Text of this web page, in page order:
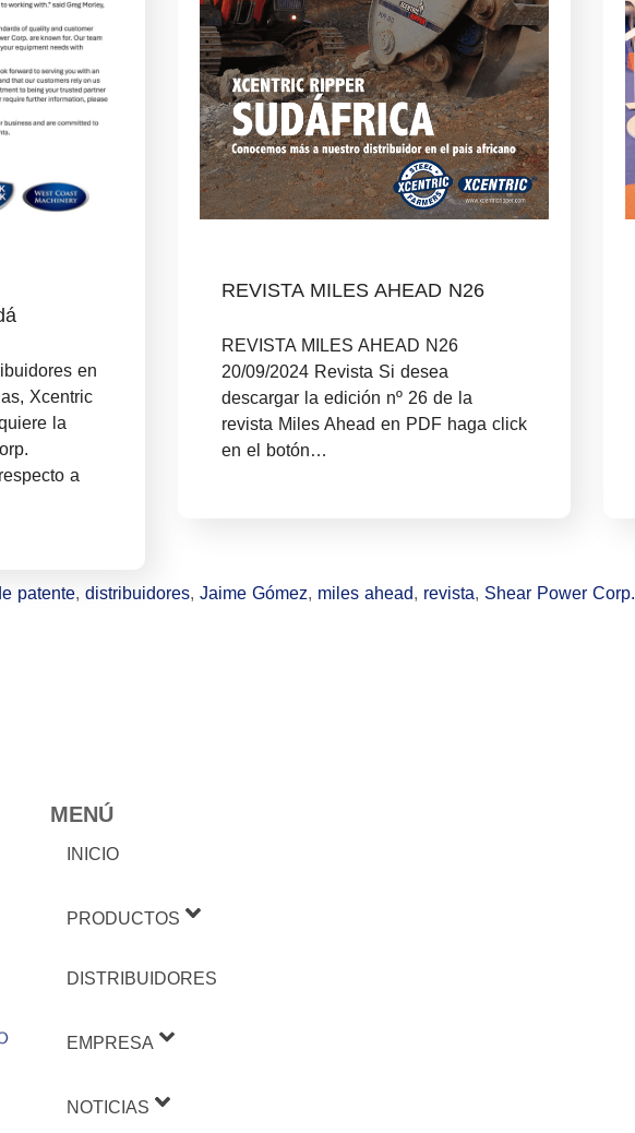
en
Xcentric
la
a
REVISTA MILES AHEAD N26
REVISTA MILES AHEAD N26
20/09/2024 Revista Si desea
descargar la edición nº 26 de la
revista Miles Ahead en PDF haga click
en el botón…
patente, distribuidores, Jaime Gómez, miles ahead, revista, Shear Power Corp.
MENÚ
INICIO
PRODUCTOS
DISTRIBUIDORES
EMPRESA
NOTICIAS